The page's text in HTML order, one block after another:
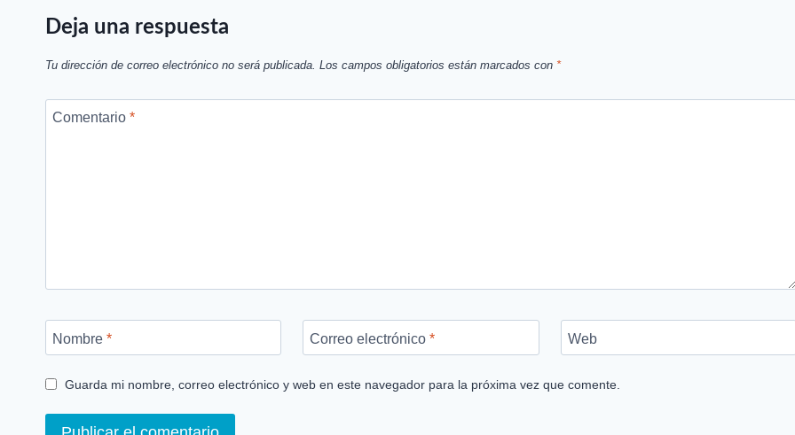
Deja una respuesta
Tu dirección de correo electrónico no será publicada. Los campos obligatorios están marcados con *
Comentario *
Nombre * Correo electrónico* Web
Guarda mi nombre, correo electrónico y web en este navegador para la próxima vez que comente.